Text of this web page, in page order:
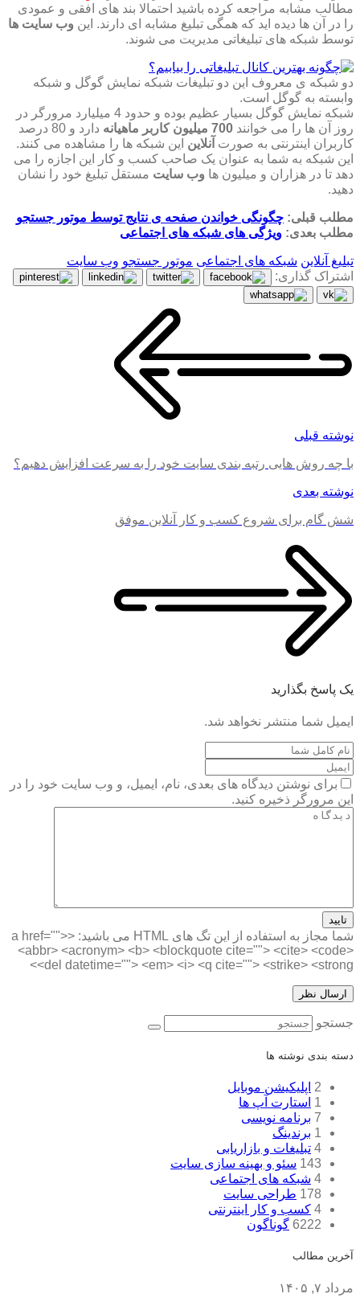
مطالب مشابه مراجعه کرده باشید احتمالا بند های افقی و عمودی
را در آن ها دیده اید که همگی تبلیغ مشابه ای دارند. این وب سایت ها
توسط شبکه های تبلیغاتی مدیریت می شوند.
دو شبکه ی معروف این دو تبلیغات شبکه نمایش گوگل و شبکه
وابسته به گوگل است.
شبکه نمایش گوگل بسیار عظیم بوده و حدود 4 میلیارد مرورگر در
روز آن ها را می خوانند 700 میلیون کاربر ماهیانه
دارد و 80 درصد
کاربران اینترنتی به صورت آنلاین این شبکه ها را مشاهده می کنند.
این شبکه به شما به عنوان یک صاحب کسب و کار این اجازه را می
دهد تا در هزاران و میلیون ها وب سایت مستقل تبلیغ خود را نشان
دهید.
مطلب قبلی: چگونگی خواندن صفحه ی نتایج توسط موتور جستجو
مطلب بعدی: ویژگی های شبکه های اجتماعی
تبلیغ آنلاین شبکه های اجتماعی موتور جستجو وب سایت
اشتراک گذاری:
نوشته قبلی
با چه روش هایی رتبه بندی سایت خود را به سرعت افزایش دهیم؟
نوشته بعدی
شش گام برای شروع کسب و کار آنلاین موفق
یک پاسخ بگذارید
ایمیل شما منتشر نخواهد شد.
برای نوشتن دیدگاه های بعدی، نام، ایمیل، و وب سایت خود را در
این مرورگر ذخیره کنید.
تایید
شما مجاز به استفاده از این تگ های HTML می باشید:
<a href="">
<abbr> <acronym> <b> <blockquote cite=""> <cite> <code>
<del datetime=""> <em> <i> <q cite=""> <strike> <strong>
جستجو
دسته بندی نوشته ها
2 اپلیکیشن موبایل
1 استارت آپ ها
7 برنامه نویسی
1 برندینگ
4 تبلیغات و بازاریابی
143 سئو و بهینه سازی سایت
4 شبکه های اجتماعی
178 طراحی سایت
4 کسب و کار اینترنتی
6222 گوناگون
آخرین مطالب
مرداد ۷, ۱۴۰۵